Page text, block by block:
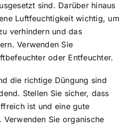
sind. Darüber hinaus
Luftfeuchtigkeit wichtig, um
verhindern und das
Verwenden Sie
oder Entfeuchter.
die richtige Düngung sind
Stellen Sie sicher, dass
ist und eine gute
Verwenden Sie organische